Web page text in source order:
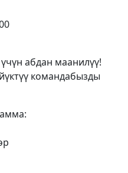
абдан маанилүү!
командабызды